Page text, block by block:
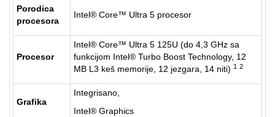
Porodica
procesora
Intel® Core™ Ultra 5 procesor
Procesor
Intel® Core™ Ultra 5 125U (do 4,3 GHz sa
funkcijom Intel® Turbo Boost Technology, 12
MB L3 keš memorije, 12 jezgara, 14 niti) 1 2
Grafika
Integrisano,
Intel® Graphics